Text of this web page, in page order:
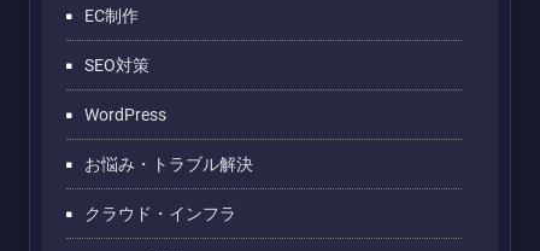
EC制作
SEO対策
WordPress
お悩み・トラブル解決
クラウド・インフラ